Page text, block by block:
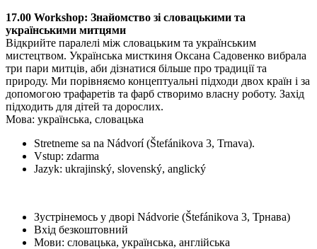
17.00 Workshop: Знайомство зі словацькими та
українськими митцями
Відкрийте паралелі між словацьким та українським
мистецтвом. Українська мисткиня Оксана Садовенко вибрала
три пари митців, аби дізнатися більше про традиції та
природу. Ми порівняємо концептуальні підходи двох країн і за
допомогою трафаретів та фарб створимо власну роботу. Захід
підходить для дітей та дорослих.
Мова: українська, словацька
Stretneme sa na Nádvorí (Štefánikova 3, Trnava).
Vstup: zdarma
Jazyk: ukrajinský, slovenský, anglický
Зустрінемось у дворі Nádvorie (Štefánikova 3, Трнава)
Вхід безкоштовний
Мови: словацька, українська, англійська